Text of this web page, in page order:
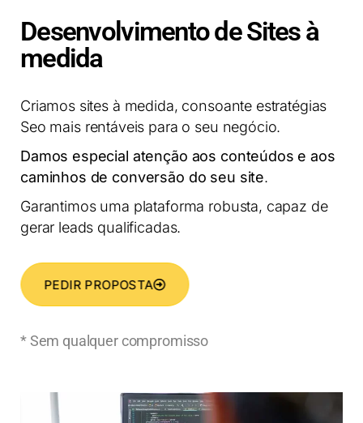
Desenvolvimento de Sites à
medida
Criamos sites à medida, consoante estratégias
Seo mais rentáveis para o seu negócio.
Damos especial atenção aos conteúdos e aos
caminhos de conversão do seu site.
Garantimos uma plataforma robusta, capaz de
gerar leads qualificadas.
PEDIR PROPOSTA
* Sem qualquer compromisso